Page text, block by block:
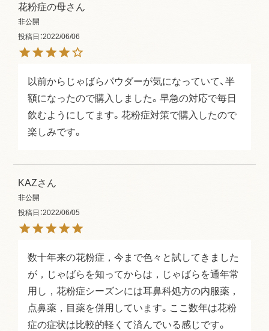
花粉症の母
非公開
投稿日 2022/06/06
以前からじゃばらパウダーが気になっていて、半
額になったので購入しました。早急の対応で毎日
飲むようにしてます。花粉症対策で購入したので
楽しみです。
KAZ
非公開
投稿日 2022/06/05
数十年来の花粉症，今まで色々と試してきました
が，じゃばらを知ってからは，じゃばらを通年常
用し，花粉症シーズンには耳鼻科処方の内服薬，
点鼻薬，目薬を併用しています。ここ数年は花粉
症の症状は比較的軽くて済んでいる感じです。